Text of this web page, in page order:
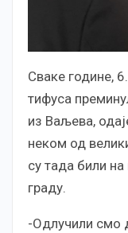
Сваке године,
тифуса
из Ваљева,
неком од
су тада били
граду.
-Одлучили смо